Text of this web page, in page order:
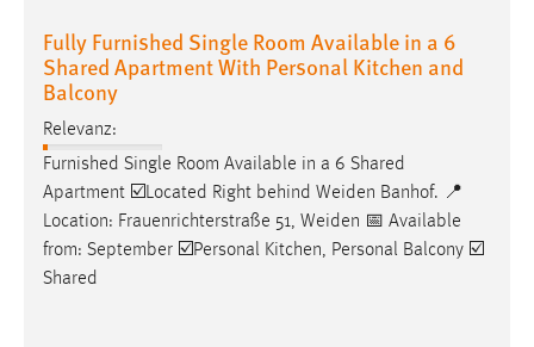
Fully Furnished Single Room Available in a 6
Shared Apartment With Personal Kitchen and
Balcony
Relevanz:
Furnished Single Room Available in a 6 Shared
Apartment ☑️Located Right behind Weiden Banhof. 📍
Location: Frauenrichterstraße 51, Weiden 📅 Available
from: September ☑️Personal Kitchen, Personal Balcony ☑️
Shared